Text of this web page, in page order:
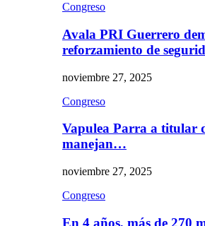
Congreso
Avala PRI Guerrero
reforzamiento de
noviembre 27, 2025
Congreso
Vapulea Parra a titular
manejan…
noviembre 27, 2025
Congreso
En 4 años, más de 270